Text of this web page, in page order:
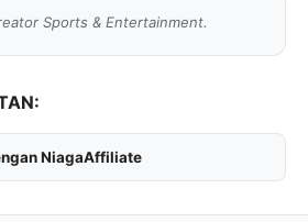
Sports & Entertainment.
NiagaAffiliate